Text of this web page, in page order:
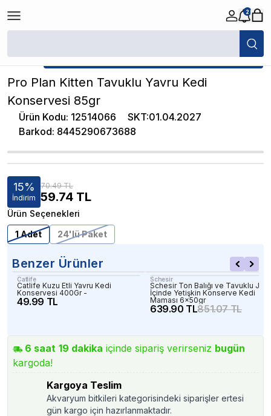
2
/ Pro Plan Kitten Tavuklu Yavru Kedi
★ Atakan Petshop, Pro Plan yetkili satıcısıdır.
Pro Plan Kitten Tavuklu Yavru Kedi
Konservesi 85gr
Ürün Kodu: 12514066 SKT:01.04.2027
Barkod: 8445290673688
15%
İndirim
70.49 TL
59.74 TL
Ürün Seçenekleri
1 Adet
24'lü Paket
Benzer Ürünler
Catlife
Catlife Kuzu Etli Yavru Kedi
Konservesi 400Gr -
49.99 TL
Schesir
Schesir Ton Balığı ve Tavuklu Jöle
İçinde Yetişkin Konserve Kedi
Maması 6x50gr
639.90 TL851.07 TL
6 saat 19 dakika içinde sipariş verirseniz bugün
kargoda!
Kargoya Teslim
Akvaryum bitkileri kategorisindeki siparişler ertesi
gün kargo için hazırlanmaktadır.